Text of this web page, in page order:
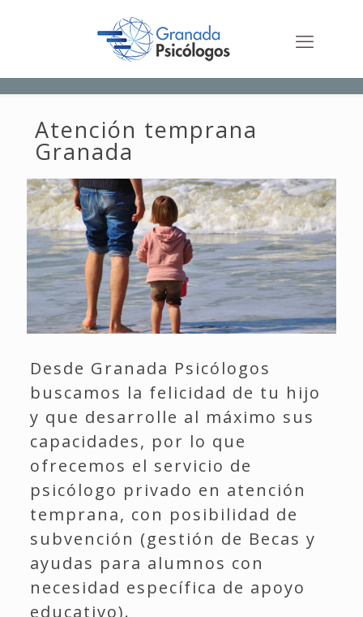
Atención temprana
Granada
Desde Granada Psicólogos
buscamos la felicidad de tu hijo
y que desarrolle al máximo sus
capacidades, por lo que
ofrecemos el servicio de
psicólogo privado en atención
temprana, con posibilidad de
subvención (gestión de Becas y
ayudas para alumnos con
necesidad específica de apoyo
educativo).